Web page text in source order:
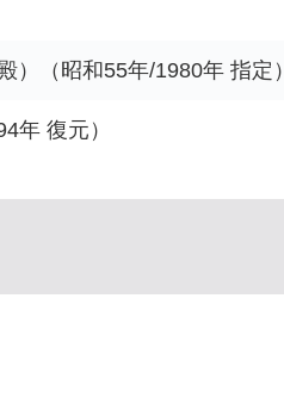
）（昭和55年/1980年 指定）
年 復元）